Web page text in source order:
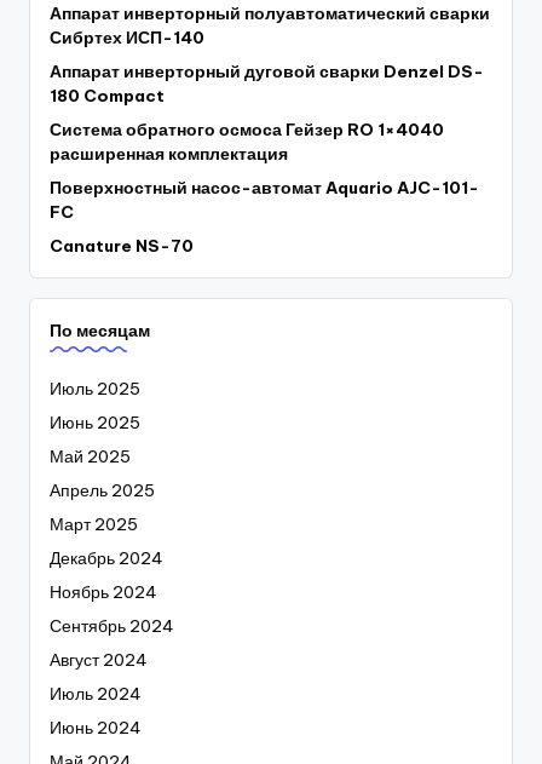
Аппарат инверторный полуавтоматический сварки
Сибртех ИСП-140
Аппарат инверторный дуговой сварки Denzel DS-
180 Compact
Система обратного осмоса Гейзер RO 1×4040
расширенная комплектация
Поверхностный насос-автомат Aquario AJC-101-
FC
Canature NS-70
По месяцам
Июль 2025
Июнь 2025
Май 2025
Апрель 2025
Март 2025
Декабрь 2024
Ноябрь 2024
Сентябрь 2024
Август 2024
Июль 2024
Июнь 2024